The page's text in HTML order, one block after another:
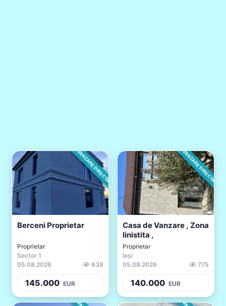
VANZARE DIRECTA
Berceni Proprietar
Proprietar
Sector 1
05.08.2026
638
145.000 EUR
VANZARE DIRECTA
Casa de Vanzare , Zona
linistita ,
Proprietar
Iași
05.08.2026
775
140.000 EUR